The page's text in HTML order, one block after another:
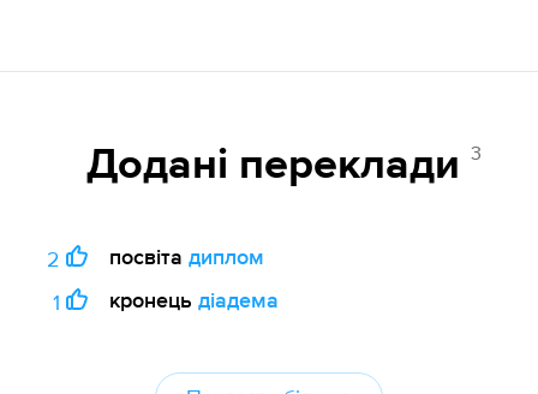
Додані переклади 3
2 посвіта диплом
1
кронець діадема